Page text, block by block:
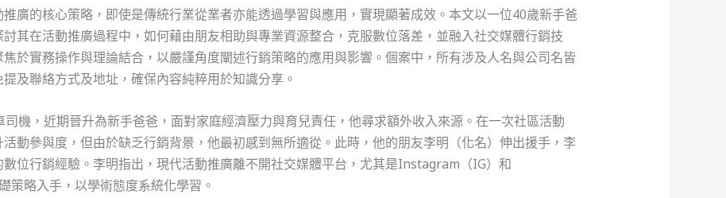
廣的核心策略，即使是傳統行業從業者亦能透過學習與應用，實現顯著成效。本文以一位40歲新手爸
其在活動推廣過程中，如何藉由朋友相助與專業資源整合，克服數位落差，並融入社交媒體行銷技
於實務操作與理論結合，以嚴謹角度闡述行銷策略的應用與影響。個案中，所有涉及人名與公司名皆
及聯絡方式及地址，確保內容純粹用於知識分享。
機，近期晉升為新手爸爸，面對家庭經濟壓力與育兒責任，他尋求額外收入來源。在一次社區活動
動參與度，但由於缺乏行銷背景，他最初感到無所適從。此時，他的朋友李明（化名）伸出援手，李
位行銷經驗。李明指出，現代活動推廣離不開社交媒體平台，尤其是Instagram（IG）和
策略入手，以學術態度系統化學習。